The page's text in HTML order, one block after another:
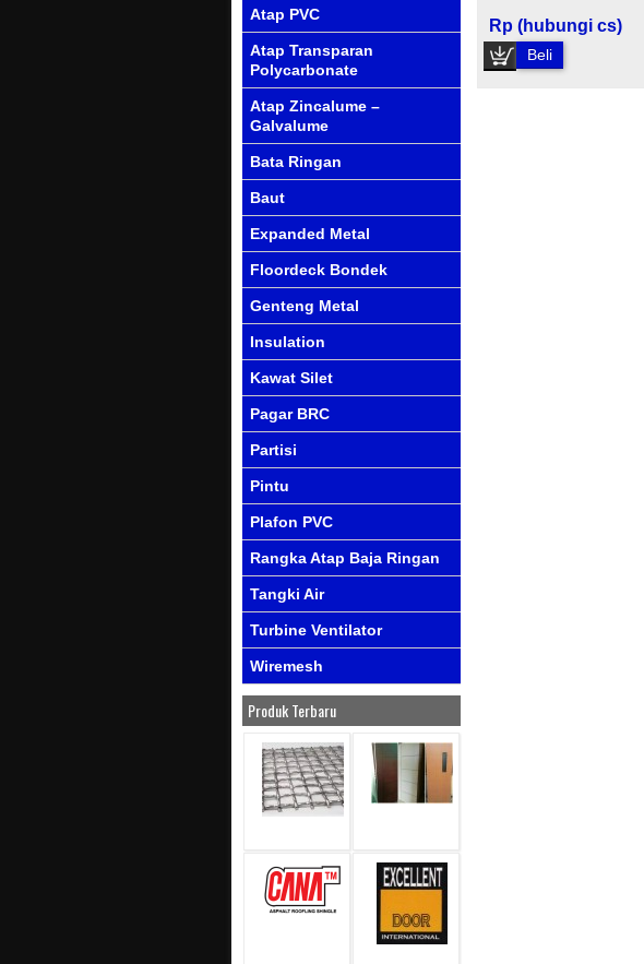
Rp (hubungi cs)
Beli
Atap PVC
Atap Transparan
Polycarbonate
Atap Zincalume –
Galvalume
Bata Ringan
Baut
Expanded Metal
Floordeck Bondek
Genteng Metal
Insulation
Kawat Silet
Pagar BRC
Partisi
Pintu
Plafon PVC
Rangka Atap Baja Ringan
Tangki Air
Turbine Ventilator
Wiremesh
Produk Terbaru